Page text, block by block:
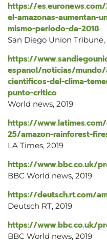
https://
el-amazonas-aumentan-
mismo-periodo-de-2018
San Diego Union Tribune,
https://
espanol/noticias/
cientificos-del-clima-
punto-critico
World news, 2019
https://
25/amazon-rainforest-
LA Times, 2019
https://www.bbc.co.uk/
BBC World news, 2019
https://deutsch.rt.com/
Deutsch RT, 2019
https://www.bbc.co.uk/
BBC World news, 2019